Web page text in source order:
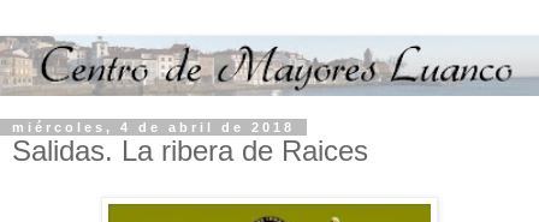
miércoles, 4 de abril de 2018
Salidas. La ribera de Raices